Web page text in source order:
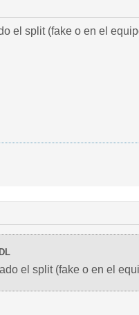
el split (fake o en el
el split (fake o en el